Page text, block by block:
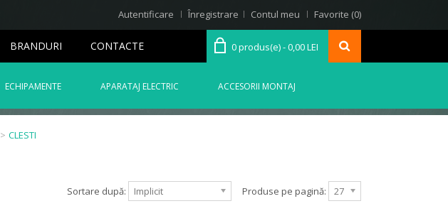
Contul meu Favorite (0)
Autentificare Înregistrare
0 produs(e) - 0,00 LEI
ECHIPAMENTE APARATAJ ELECTRIC ACCESORII MONTAJ
BRANDURI CONTACTE
> CLESTI
Produse pe pagină: 27
Sortare după: Implicit